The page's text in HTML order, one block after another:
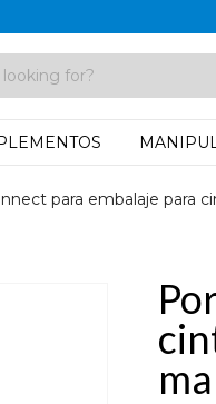
para embalaje para